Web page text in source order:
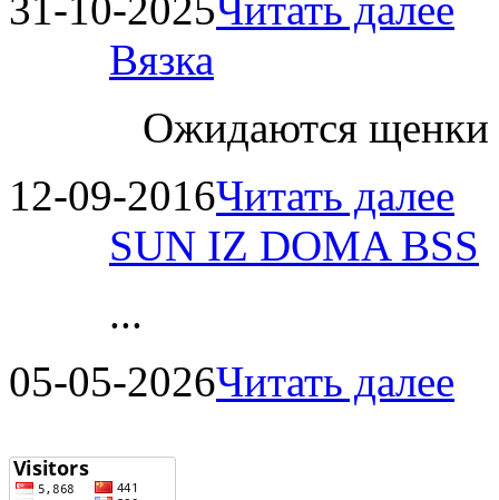
31-10-2025Читать далее
Вязка
Ожидаются
12-09-2016Читать далее
SUN IZ DOMA BSS
...
05-05-2026Читать далее